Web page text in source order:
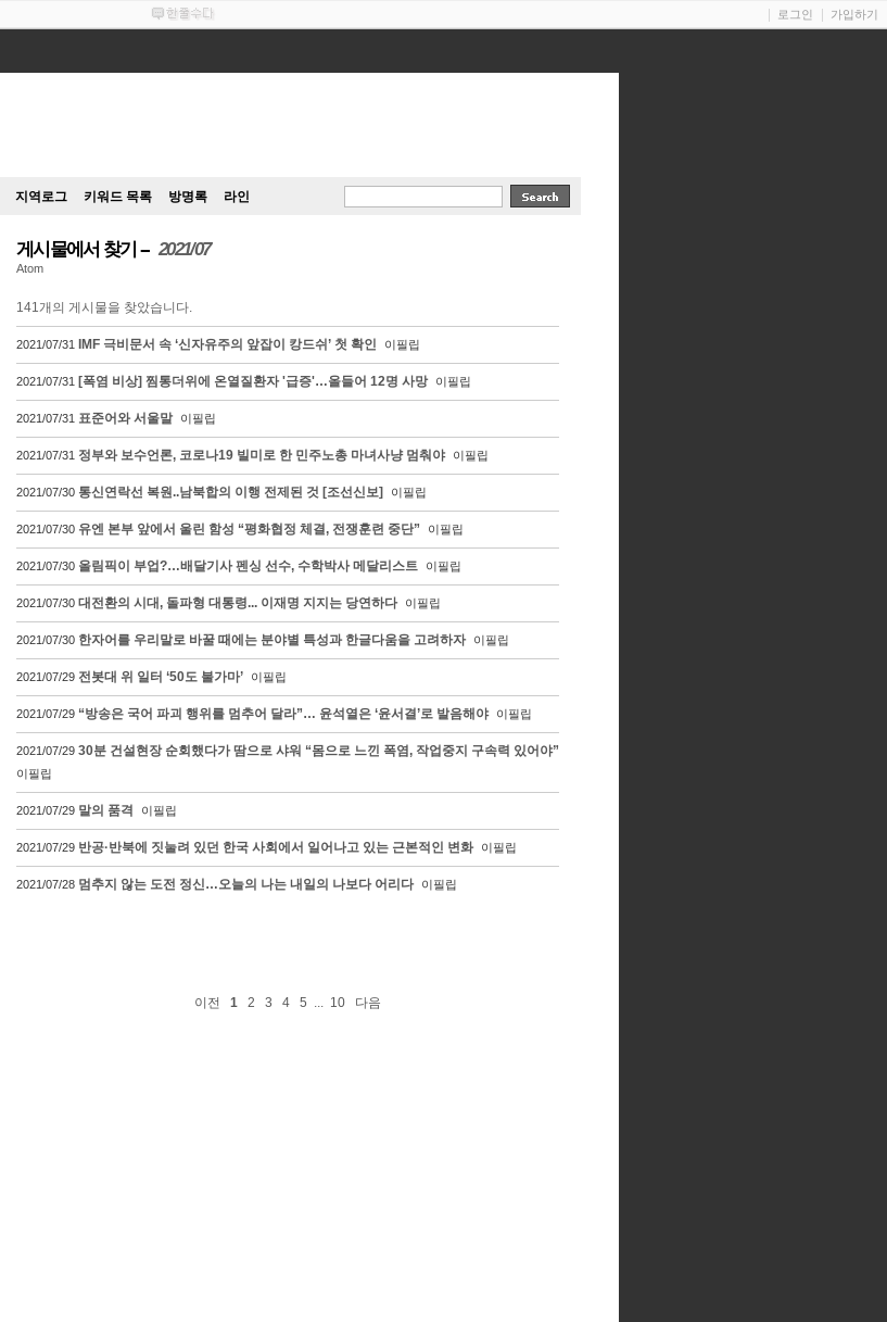
지역로그 키워드 목록 방명록 라인
게시물에서 찾기 2021/07
Atom
141개의 게시물을 찾았습니다.
2021/07/31 IMF 극비문서 속 ‘신자유주의 앞잡이 캉드쉬’ 첫 확인 이필립
2021/07/31 [폭염 비상] 찜통더위에 온열질환자 '급증'…올들어 12명 사망 이필립
2021/07/31 표준어와 서울말 이필립
2021/07/31 정부와 보수언론, 코로나19 빌미로 한 민주노총 마녀사냥 멈춰야 이필립
2021/07/30 통신연락선 복원..남북합의 이행 전제된 것 [조선신보] 이필립
2021/07/30 유엔 본부 앞에서 울린 함성 “평화협정 체결, 전쟁훈련 중단” 이필립
2021/07/30 올림픽이 부업?…배달기사 펜싱 선수, 수학박사 메달리스트 이필립
2021/07/30 대전환의 시대, 돌파형 대통령... 이재명 지지는 당연하다 이필립
2021/07/30 한자어를 우리말로 바꿀 때에는 분야별 특성과 한글다움을 고려하자 이필립
2021/07/29 전봇대 위 일터 ‘50도 불가마’ 이필립
2021/07/29 “방송은 국어 파괴 행위를 멈추어 달라”… 윤석열은 ‘윤서결’로 발음해야 이필립
2021/07/29 30분 건설현장 순회했다가 땀으로 샤워 “몸으로 느낀 폭염, 작업중지 구속력 있어야”
이필립
2021/07/29 말의 품격 이필립
2021/07/29 반공·반북에 짓눌려 있던 한국 사회에서 일어나고 있는 근본적인 변화 이필립
2021/07/28 멈추지 않는 도전 정신…오늘의 나는 내일의 나보다 어리다 이필립
이전 1 2 3 4 5 ... 10 다음
로그인 가입하기